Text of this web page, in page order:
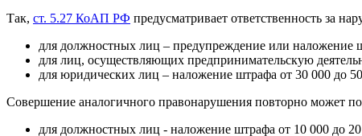
Так, ст. 5.27 КоАП РФ предусматривает ответственность за
для должностных лиц – предупреждение или наложение
для лиц, осуществляющих предпринимательскую
для юридических лиц – наложение штрафа от 30 000 до
Совершение аналогичного правонарушения повторно может
для должностных лиц - наложение штрафа от 10 000 до